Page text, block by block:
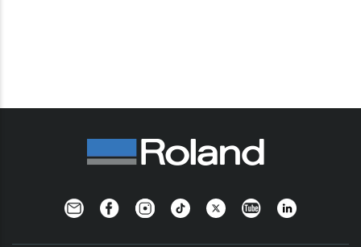
NewsletterFacebookInstagramTikTokTwitterYouTubeLinkedIn